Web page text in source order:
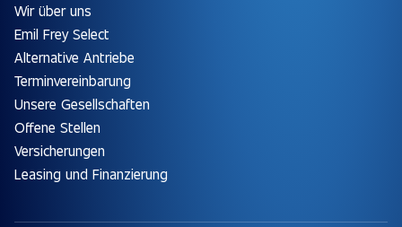
Wir über uns
Emil Frey Select
Alternative Antriebe
Terminvereinbarung
Unsere Gesellschaften
Offene Stellen
Versicherungen
Leasing und Finanzierung